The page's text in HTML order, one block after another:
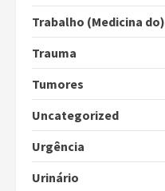
Trabalho (Medicina do)
Trauma
Tumores
Uncategorized
Urgência
Urinário